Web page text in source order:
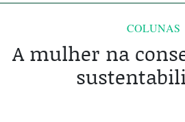
COLUNAS
A mulher na